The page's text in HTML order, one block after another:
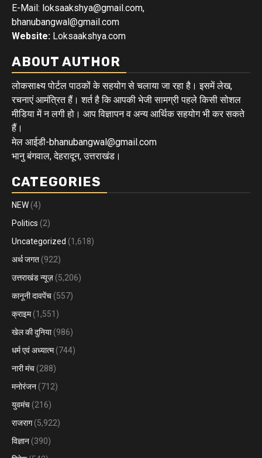
E-Mail: loksaakshya@gmail.com,
bhanubangwal@gmail.com
Website: Loksaakshya.com
ABOUT AUTHOR
लोकसाक्ष्य पोर्टल पाठकों के सहयोग से चलाया जा रहा है। इसमें लेख,
रचनाएं आमंत्रित हैं। शर्त है कि आपकी भेजी सामग्री पहले किसी सोशल
मीडिया में न लगी हो। आप विज्ञापन व अन्य आर्थिक सहयोग भी कर सकते
हैं।
मेल आईडी-bhanubangwal@gmail.com
भानु बंगवाल, देहरादून, उत्तराखंड।
CATEGORIES
NEW (4)
Politics (2)
Uncategorized (1,618)
अर्थ जगत (922)
उत्तराखंड न्यूज़ (5,206)
कानूनी दावपेंच (557)
क्राइम(1,551)
खेल की दुनिया(986)
धर्म एवं अध्यात्म(744)
नारी मंच (288)
मनोरंजन (712)
युवमंच (216)
राजराग(5,922)
विज्ञान (390)